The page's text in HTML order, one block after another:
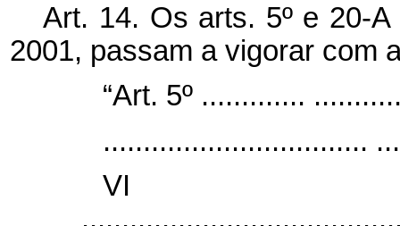
Art. 14. Os arts. 5º e 20-
2001, passam a vigorar com
“Art. 5º .............
.................................